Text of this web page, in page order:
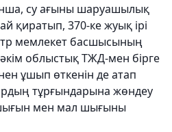
су ағыны шаруашылық
қиратып, 370-ке жуық ірі
мемлекет басшысының
облыстық ТЖД-мен бірге
ұшып өткенін де атап
тұрғындарына жөндеу
мен мал шығыны